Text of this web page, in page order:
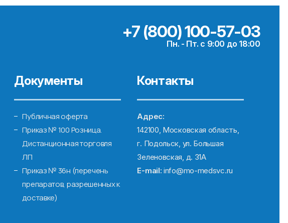
+7 (800) 100-57-03
Пн. - Пт. с 9:00 до 18:00
Документы
Публичная оферта
Приказ № 100 Розница.
Дистанционная торговля
ЛП
Приказ № 36н (перечень
препаратов, разрешенных к
доставке)
Контакты
Адрес:
142100, Московская область,
г. Подольск, ул. Большая
Зеленовская, д. 31А
E-mail: info@mo-medsvc.ru